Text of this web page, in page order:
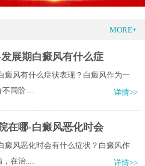
MORE+
展期白癜风有什么症
癜风有什么症状表现？白癜风作为一
同阶.....
详情>>
在哪-白癜风恶化时会
癜风恶化时会有什么症状？白癜风作
在治.....
详情>>